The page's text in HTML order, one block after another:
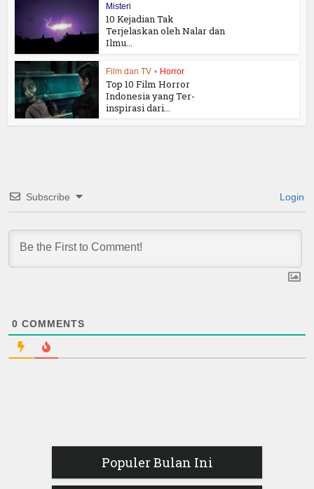
Misteri
10 Kejadian Tak
Terjelaskan oleh Nalar dan
Ilmu...
Film dan TV • Horror
Top 10 Film Horror
Indonesia yang Ter-
inspirasi dari...
Subscribe Login
0 COMMENTS
Populer Bulan Ini